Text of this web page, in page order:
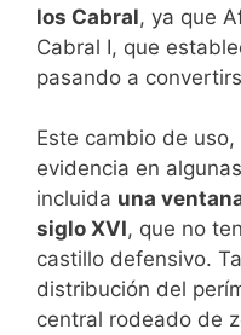
los Cabral, ya que
Cabral I, que
pasando a
Este cambio de
evidencia en
incluida una
siglo XVI, que no
castillo defensivo.
distribución del
central rodeado de